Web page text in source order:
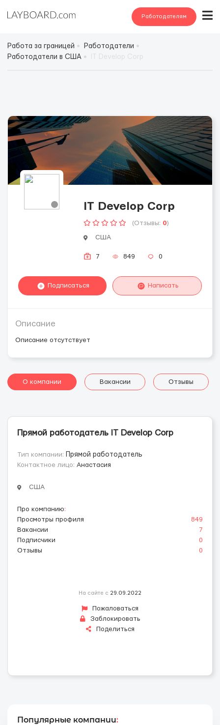
Работодателям
Работа за границей
Работодатели
Работодатели в США
IT Develop Corp
(Отзывы: 0)
США
7 849 0
Подписаться Написать
Описание
Описание отсутствует
О компании Вакансии Отзывы
Прямой работодатель IT Develop Corp
Тип компании:
Прямой работодатель
Контактное лицо: Анастасия
США
Про компанию:
Просмотры профиля
849
Вакансии
7
Подписчики
0
Отзывы
0
На сайте с 29.09.2022
Пожаловаться
Заблокировать
Поделиться
Популярные компании: